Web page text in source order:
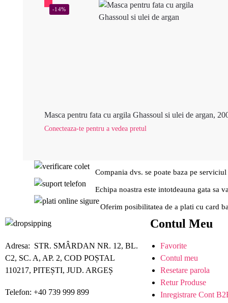
-14%
Masca pentru fata cu argila Ghassoul si ulei de argan,
Conecteaza-te pentru a vedea pretul
Compania dvs. se poate baza pe
Echipa noastra este intotdeauna gata sa
Oferim posibilitatea de a plati cu card
Adresa: STR. SMÂRDAN NR. 12, BL.
C2, SC. A, AP. 2, COD POȘTAL
110217, PITEȘTI, JUD. ARGEȘ
Telefon: +40 739 999 899
Contul Meu
Favorite
Contul meu
Resetare parola
Retur Produse
Inregistrare Cont